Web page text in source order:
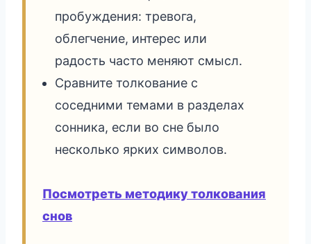
пробуждения: тревога,
облегчение, интерес или
радость часто меняют смысл.
Сравните толкование с
соседними темами в разделах
сонника, если во сне было
несколько ярких символов.
Посмотреть методику толкования
снов